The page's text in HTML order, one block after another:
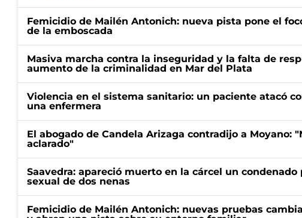
Femicidio de Mailén Antonich: nueva pista pone el
de la emboscada
Masiva marcha contra la inseguridad y la falta de
aumento de la criminalidad en Mar del Plata
Violencia en el sistema sanitario: un paciente atacó
una enfermera
El abogado de Candela Arizaga contradijo a Moyano:
aclarado"
Saavedra: apareció muerto en la cárcel un condenado
sexual de dos nenas
Femicidio de Mailén Antonich: nuevas pruebas